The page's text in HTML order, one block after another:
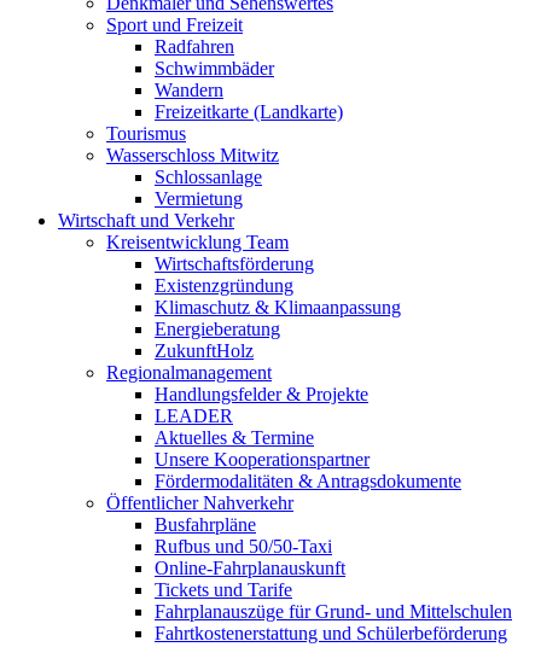
Sport und Freizeit
Radfahren
Schwimmbäder
Wandern
Freizeitkarte (Landkarte)
Tourismus
Wasserschloss Mitwitz
Schlossanlage
Vermietung
Wirtschaft und Verkehr
Kreisentwicklung Team
Wirtschaftsförderung
Existenzgründung
Klimaschutz & Klimaanpassung
Energieberatung
ZukunftHolz
Regionalmanagement
Handlungsfelder & Projekte
LEADER
Aktuelles & Termine
Unsere Kooperationspartner
Fördermodalitäten & Antragsdokumente
Öffentlicher Nahverkehr
Busfahrpläne
Rufbus und 50/50-Taxi
Online-Fahrplanauskunft
Tickets und Tarife
Fahrplanauszüge für Grund- und Mittelschulen
Fahrtkostenerstattung und Schülerbeförderung